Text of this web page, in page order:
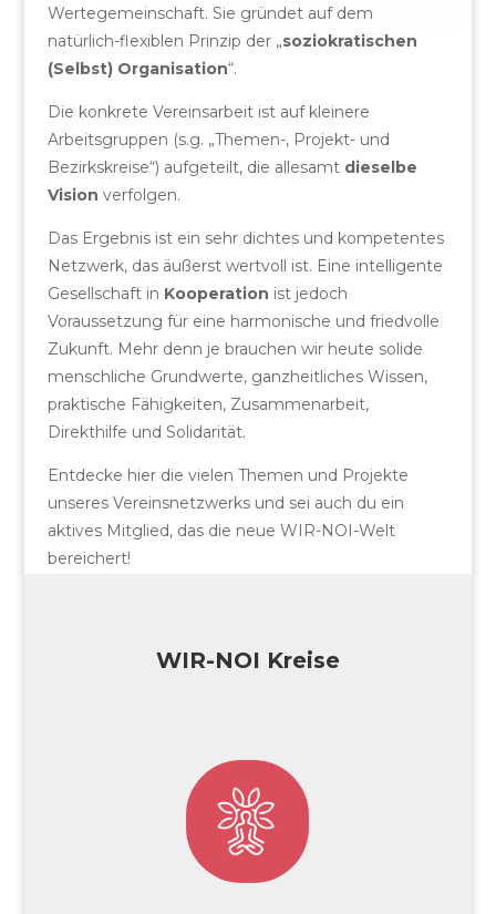
Wertegemeinschaft. Sie gründet auf dem
natürlich-flexiblen Prinzip der „soziokratischen
(Selbst) Organisation“.
Die konkrete Vereinsarbeit ist auf kleinere
Arbeitsgruppen (s.g. „Themen-, Projekt- und
Bezirkskreise“) aufgeteilt, die allesamt dieselbe
Vision verfolgen.
Das Ergebnis ist ein sehr dichtes und kompetentes
Netzwerk, das äußerst wertvoll ist. Eine intelligente
Gesellschaft in Kooperation ist jedoch
Voraussetzung für eine harmonische und friedvolle
Zukunft. Mehr denn je brauchen wir heute solide
menschliche Grundwerte, ganzheitliches Wissen,
praktische Fähigkeiten, Zusammenarbeit,
Direkthilfe und Solidarität.
Entdecke hier die vielen Themen und Projekte
unseres Vereinsnetzwerks und sei auch du ein
aktives Mitglied, das die neue WIR-NOI-Welt
bereichert!
WIR-NOI Kreise